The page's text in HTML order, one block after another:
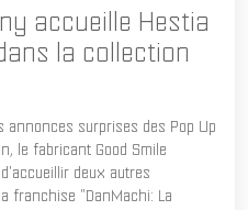
accueille Hestia
la collection
surprises des Pop Up
le fabricant Good Smile
deux autres
franchise "DanMachi: La